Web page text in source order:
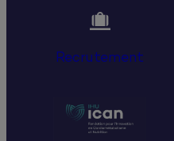

Recrutement